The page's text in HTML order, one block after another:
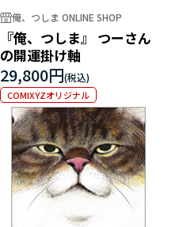
俺、つしま ONLINE SHOP
『俺、つしま』 つーさん
の開運掛け軸
29,800円
COMIXYZオリジナル